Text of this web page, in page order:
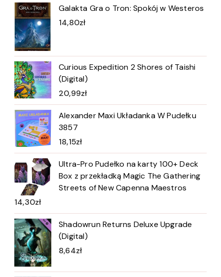
Galakta Gra o Tron: Spokój w Westeros
14,80zł
Curious Expedition 2 Shores of Taishi
(Digital)
20,99zł
Alexander Maxi Układanka W Pudełku
3857
18,15zł
Ultra-Pro Pudełko na karty 100+ Deck
Box z przekładką Magic The Gathering
Streets of New Capenna Maestros
14,30zł
Shadowrun Returns Deluxe Upgrade
(Digital)
8,64zł